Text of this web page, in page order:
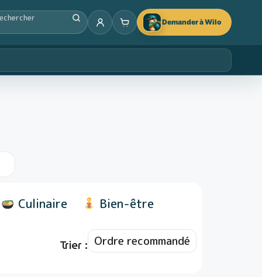
Demander à Wilo
Culinaire Bien-être
Trier :